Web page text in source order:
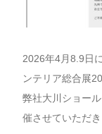
2026年4月8.9日
ンテリア総合展
弊社大川ショー
催させていただき